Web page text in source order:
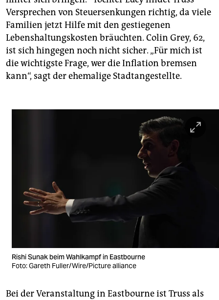
Versprechen von Steuersenkungen richtig, da viele
Familien jetzt Hilfe mit den gestiegenen
Lebenshaltungskosten bräuchten. Colin Grey, 62,
ist sich hingegen noch nicht sicher. „Für mich ist
die wichtigste Frage, wer die Inflation bremsen
kann“, sagt der ehemalige Stadtangestellte.
Rishi Sunak beim Wahlkampf in Eastbourne
Foto: Gareth Fuller/Wire/Picture alliance
Bei der Veranstaltung in Eastbourne ist Truss als